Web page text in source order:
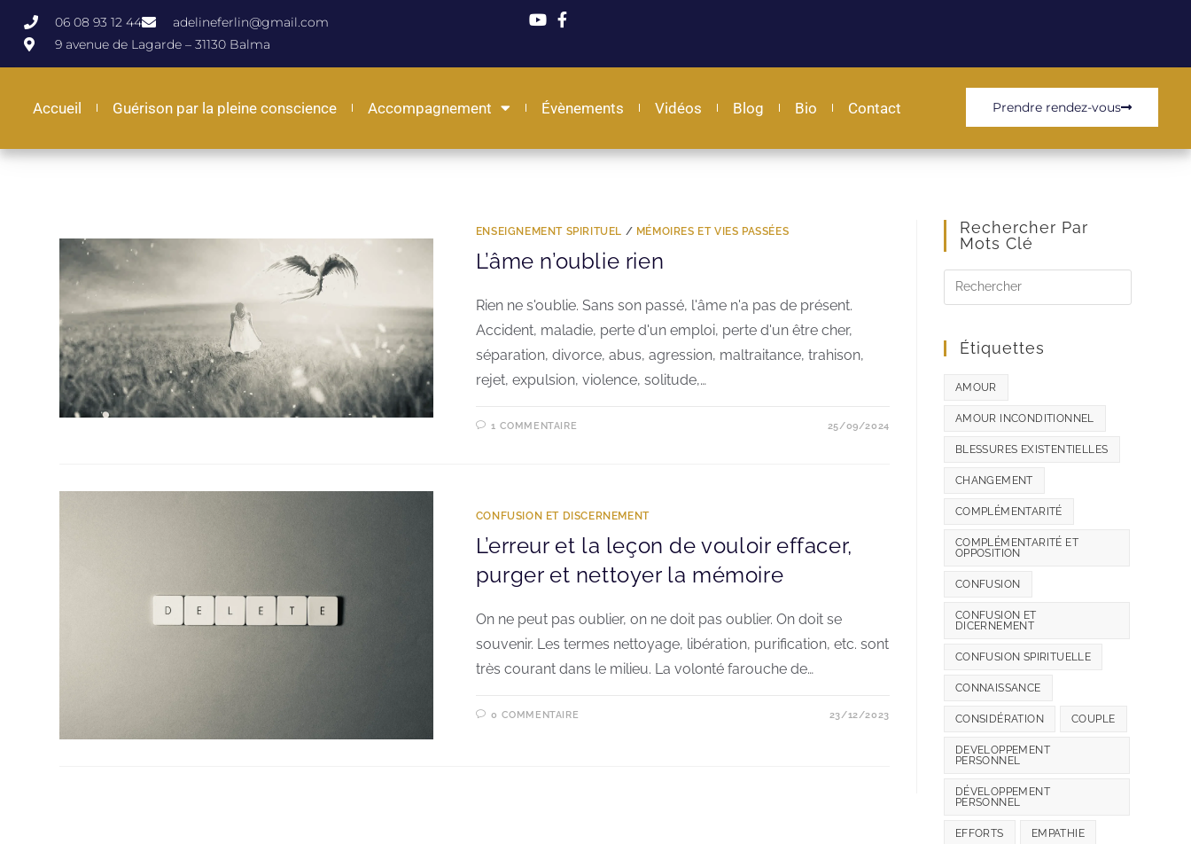
06 08 93 12 44
adelineferlin@gmail.com
9 avenue de Lagarde – 31130 Balma
Accueil Guérison par la pleine conscience Accompagnement Évènements Vidéos Blog Bio Contact Prendre rendez-vous
ENSEIGNEMENT SPIRITUEL / MÉMOIRES ET VIES PASSÉES
L’âme n’oublie rien
Rien ne s'oublie. Sans son passé, l'âme n'a pas de présent.
Accident, maladie, perte d'un emploi, perte d'un être cher,
séparation, divorce, abus, agression, maltraitance, trahison,
rejet, expulsion, violence, solitude,…
1 COMMENTAIRE 25/09/2024
CONFUSION ET DISCERNEMENT
L’erreur et la leçon de vouloir effacer,
purger et nettoyer la mémoire
On ne peut pas oublier, on ne doit pas oublier. On doit se
souvenir. Les termes nettoyage, libération, purification, etc. sont
très courant dans le milieu. La volonté farouche de…
0 COMMENTAIRE 23/12/2023
Rechercher Par
Mots Clé
Étiquettes
AMOUR
AMOUR INCONDITIONNEL
BLESSURES EXISTENTIELLES
CHANGEMENT
COMPLÉMENTARITÉ
COMPLÉMENTARITÉ ET
OPPOSITION
CONFUSION
CONFUSION ET
DICERNEMENT
CONFUSION SPIRITUELLE
CONNAISSANCE
CONSIDÉRATION COUPLE
DEVELOPPEMENT
PERSONNEL
DÉVELOPPEMENT
PERSONNEL
EFFORTS EMPATHIE